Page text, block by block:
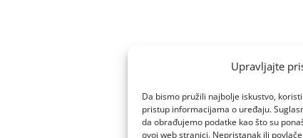
Upravljajte
Da bismo pružili najbolje iskustvo,
pristup informacijama o uređaju.
da obrađujemo podatke kao što su
ovoj web stranici. Nepristanak ili